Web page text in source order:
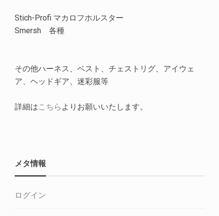
Stich-Profi マカロフホルスター
Smersh 各種
その他ハーネス、ベスト、チェストリグ、アイウェ
ア、ヘッドギア、迷彩服等
詳細はこちら よりお願いいたします。
メタ情報
ログイン